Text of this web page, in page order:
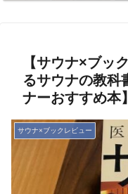
【サウナ×ブッ
るサウナの教科
ナーおすすめ本】
サウナ×ブックレビュー